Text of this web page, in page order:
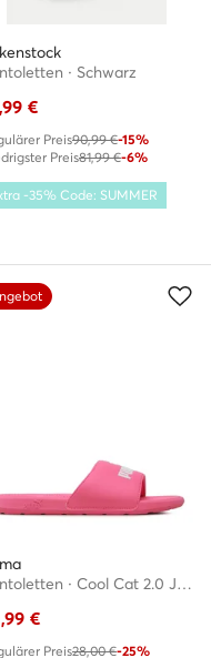
· Schwarz
€
Preis90,99 €-15%
Preis81,99 €-6%
-35% Code: SUMMER
Pantoletten · Cool Cat 2.0 Jr Knockout 39088108 · Rosa
€
Preis28,00 €-25%